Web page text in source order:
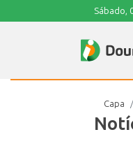
Sábado,
Capa